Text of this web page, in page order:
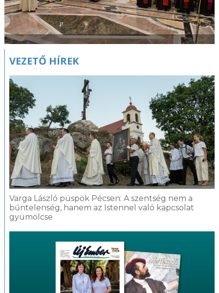
VEZETŐ HÍREK
Varga László püspök Pécsen: A szentség nem a
bűntelenség, hanem az Istennel való kapcsolat
gyümölcse